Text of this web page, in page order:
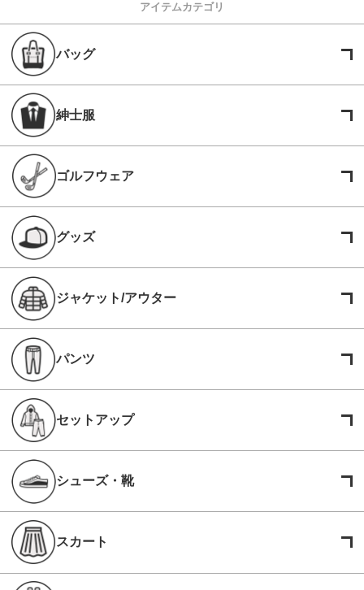
アイテムカテゴリ
バッグ
紳士服
ゴルフウェア
グッズ
ジャケット/アウター
パンツ
セットアップ
シューズ・靴
スカート